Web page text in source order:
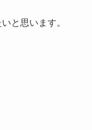
と思います。